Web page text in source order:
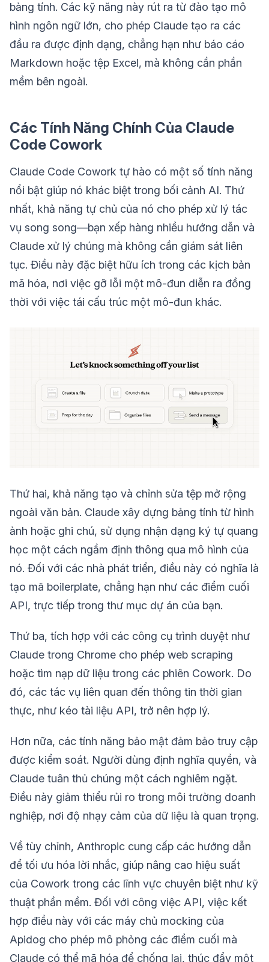
bảng tính. Các kỹ năng này rút ra từ đào tạo mô
hình ngôn ngữ lớn, cho phép Claude tạo ra các
đầu ra được định dạng, chẳng hạn như báo cáo
Markdown hoặc tệp Excel, mà không cần phần
mềm bên ngoài.
Các Tính Năng Chính Của Claude
Code Cowork
Claude Code Cowork tự hào có một số tính năng
nổi bật giúp nó khác biệt trong bối cảnh AI. Thứ
nhất, khả năng tự chủ của nó cho phép xử lý tác
vụ song song—bạn xếp hàng nhiều hướng dẫn và
Claude xử lý chúng mà không cần giám sát liên
tục. Điều này đặc biệt hữu ích trong các kịch bản
mã hóa, nơi việc gỡ lỗi một mô-đun diễn ra đồng
thời với việc tái cấu trúc một mô-đun khác.
Thứ hai, khả năng tạo và chỉnh sửa tệp mở rộng
ngoài văn bản. Claude xây dựng bảng tính từ hình
ảnh hoặc ghi chú, sử dụng nhận dạng ký tự quang
học một cách ngầm định thông qua mô hình của
nó. Đối với các nhà phát triển, điều này có nghĩa là
tạo mã boilerplate, chẳng hạn như các điểm cuối
API, trực tiếp trong thư mục dự án của bạn.
Thứ ba, tích hợp với các công cụ trình duyệt như
Claude trong Chrome cho phép web scraping
hoặc tìm nạp dữ liệu trong các phiên Cowork. Do
đó, các tác vụ liên quan đến thông tin thời gian
thực, như kéo tài liệu API, trở nên hợp lý.
Hơn nữa, các tính năng bảo mật đảm bảo truy cập
được kiểm soát. Người dùng định nghĩa quyền, và
Claude tuân thủ chúng một cách nghiêm ngặt.
Điều này giảm thiểu rủi ro trong môi trường doanh
nghiệp, nơi độ nhạy cảm của dữ liệu là quan trọng.
Về tùy chỉnh, Anthropic cung cấp các hướng dẫn
để tối ưu hóa lời nhắc, giúp nâng cao hiệu suất
của Cowork trong các lĩnh vực chuyên biệt như kỹ
thuật phần mềm. Đối với công việc API, việc kết
hợp điều này với các máy chủ mocking của
Apidog cho phép mô phỏng các điểm cuối mà
Claude có thể mã hóa để chống lại, thúc đẩy một